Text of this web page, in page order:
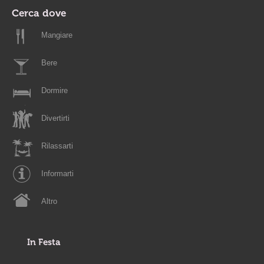
Cerca dove
Mangiare
Bere
Dormire
Divertirti
Rilassarti
Informarti
Altro
In Festa